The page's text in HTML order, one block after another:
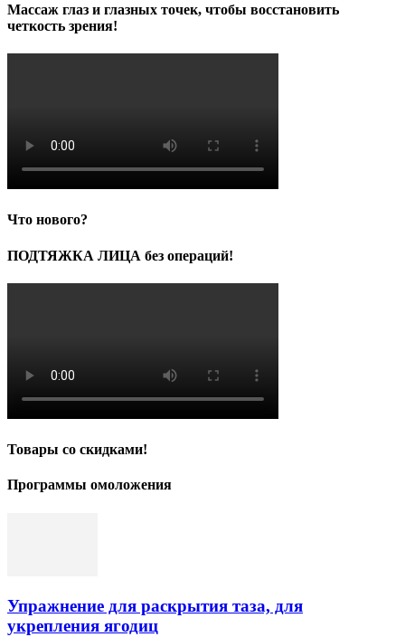
Массаж глаз и глазных точек, чтобы восстановить
четкость зрения!
Что нового?
ПОДТЯЖКА ЛИЦА без операций!
Товары со скидками!
Программы омоложения
Упражнение для раскрытия таза, для
укрепления ягодиц